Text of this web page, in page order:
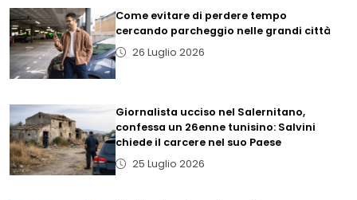
Come evitare di perdere tempo
cercando parcheggio nelle grandi città
26 Luglio 2026
Giornalista ucciso nel Salernitano,
confessa un 26enne tunisino: Salvini
chiede il carcere nel suo Paese
25 Luglio 2026